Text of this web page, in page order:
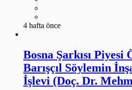
4 hafta önce
Bosna Şarkısı Piyesi
Barışçıl Söylemin
İşlevi (Doç. Dr.